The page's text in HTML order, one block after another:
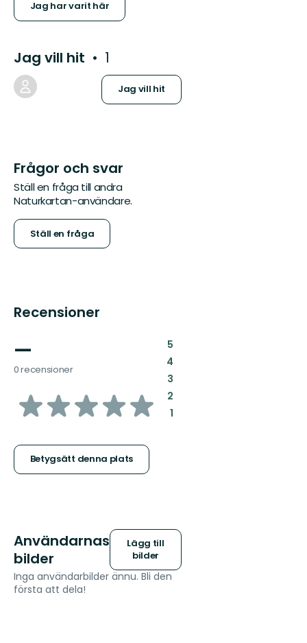
Jag har varit här
Jag vill hit 1
Jag vill hit
Frågor och svar
Ställ en fråga till andra
Naturkartan-användare.
Ställ en fråga
Recensioner
—
0 recensioner
av
stjärnor
Betygsätt denna plats
5:
4:
3:
2:
1:
Användarnas
bilder
Lägg till
bilder
Inga användarbilder ännu. Bli den
första att dela!